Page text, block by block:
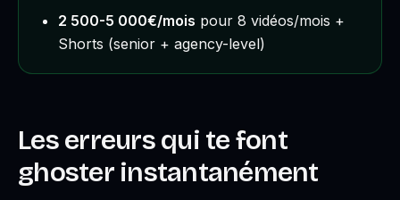
2 500-5 000€/mois pour 8 vidéos/mois +
Shorts (senior + agency-level)
Les erreurs qui te font
ghoster instantanément